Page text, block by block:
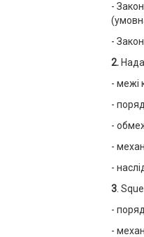
-
-
2.
- межі
-
-
-
-
3 .
-
-